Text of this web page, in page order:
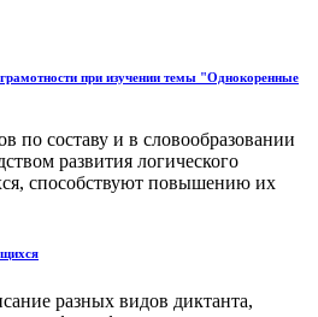
при изучении темы "Однокоренные
по составу и в словообразовании
развития логического
способствуют повышению их
разных видов диктанта,